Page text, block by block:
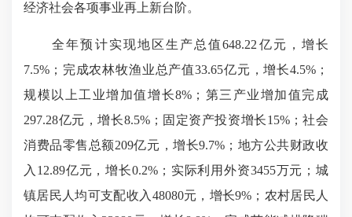
经济社会各项事业再上新台阶。
全年预计实现地区生产总值648.22亿元，增长
7.5%；完成农林牧渔业总产值33.65亿元，增长4.5%；
规模以上工业增加值增长8%；第三产业增加值完成
297.28亿元，增长8.5%；固定资产投资增长15%；社会
消费品零售总额209亿元，增长9.7%；地方公共财政收
入12.89亿元，增长0.2%；实际利用外资3455万元；城
镇居民人均可支配收入48080元，增长9%；农村居民人